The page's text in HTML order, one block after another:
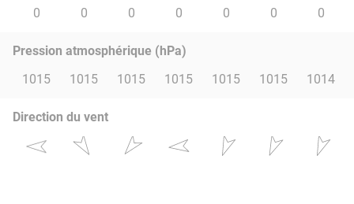
0
0 0 0 0 0 0
Pression atmosphérique (hPa)
1015
1015 1015 1015 1015 1015 1014
Direction du vent